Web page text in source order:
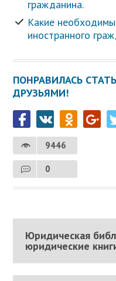
гражданина.
Какие
иностранного
ПОНРАВИЛАСЬ
ДРУЗЬЯМИ!
9446
0
Юридическая
юридические